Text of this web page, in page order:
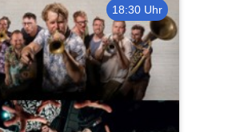
18:30 Uhr